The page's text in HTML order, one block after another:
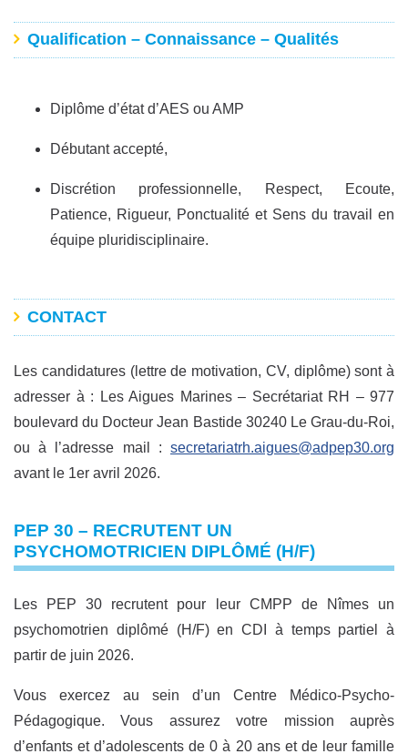
Qualification – Connaissance – Qualités
Diplôme d’état d’AES ou AMP
Débutant accepté,
Discrétion professionnelle, Respect, Ecoute,
Patience, Rigueur, Ponctualité et Sens du travail en
équipe pluridisciplinaire.
CONTACT
Les candidatures (lettre de motivation, CV, diplôme) sont à
adresser à : Les Aigues Marines – Secrétariat RH – 977
boulevard du Docteur Jean Bastide 30240 Le Grau-du-Roi,
ou à l’adresse mail : secretariatrh.aigues@adpep30.org
avant le 1er avril 2026.
PEP 30 – RECRUTENT UN
PSYCHOMOTRICIEN DIPLÔMÉ (H/F)
Les PEP 30 recrutent pour leur CMPP de Nîmes un
psychomotrien diplômé (H/F) en CDI à temps partiel à
partir de juin 2026.
Vous exercez au sein d’un Centre Médico-Psycho-
Pédagogique. Vous assurez votre mission auprès
d’enfants et d’adolescents de 0 à 20 ans et de leur famille